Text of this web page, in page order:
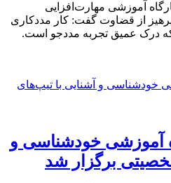
آموزشی مهارت‌افزایی
از قضاوت گفت: کار مددکاری
درک عمیق تجربه مددجو است.
آموزشی خودشناسی و
برگزار شد